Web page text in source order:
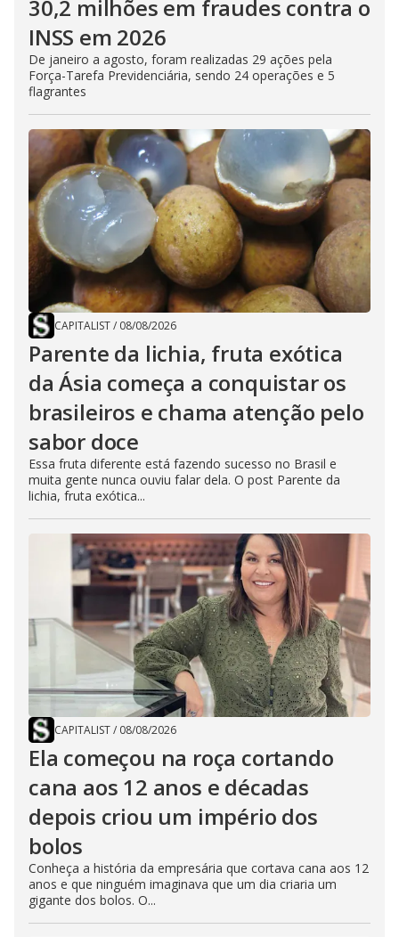
30,2 milhões em fraudes contra o
INSS em 2026
De janeiro a agosto, foram realizadas 29 ações pela
Força-Tarefa Previdenciária, sendo 24 operações e 5
flagrantes
CAPITALIST/ 08/08/2026
Parente da lichia, fruta exótica
da Ásia começa a conquistar os
brasileiros e chama atenção pelo
sabor doce
Essa fruta diferente está fazendo sucesso no Brasil e
muita gente nunca ouviu falar dela. O post Parente da
lichia, fruta exótica...
CAPITALIST/ 08/08/2026
Ela começou na roça cortando
cana aos 12 anos e décadas
depois criou um império dos
bolos
Conheça a história da empresária que cortava cana aos 12
anos e que ninguém imaginava que um dia criaria um
gigante dos bolos. O...